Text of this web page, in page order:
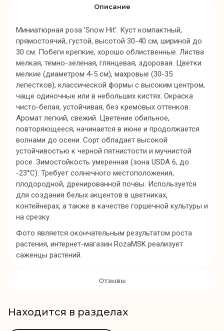
Описание
Миниатюрная роза 'Snow Hit'. Куст компактный,
прямостоячий, густой, высотой 30-40 см, шириной до
30 см. Побеги крепкие, хорошо облиственные. Листва
мелкая, темно-зеленая, глянцевая, здоровая. Цветки
мелкие (диаметром 4-5 см), махровые (30-35
лепестков), классической формы с высоким центром,
чаще одиночные или в небольших кистях. Окраска
чисто-белая, устойчивая, без кремовых оттенков.
Аромат легкий, свежий. Цветение обильное,
повторяющееся, начинается в июне и продолжается
волнами до осени. Сорт обладает высокой
устойчивостью к черной пятнистости и мучнистой
росе. Зимостойкость умеренная (зона USDA 6, до
-23°C). Требует солнечного местоположения,
плодородной, дренированной почвы. Используется
для создания белых акцентов в цветниках,
контейнерах, а также в качестве горшечной культуры и
на срезку.
Фото является окончательным результатом роста
растения, интернет-магазин RozaMSK реализует
саженцы растений.
Отзывы
Находится в разделах